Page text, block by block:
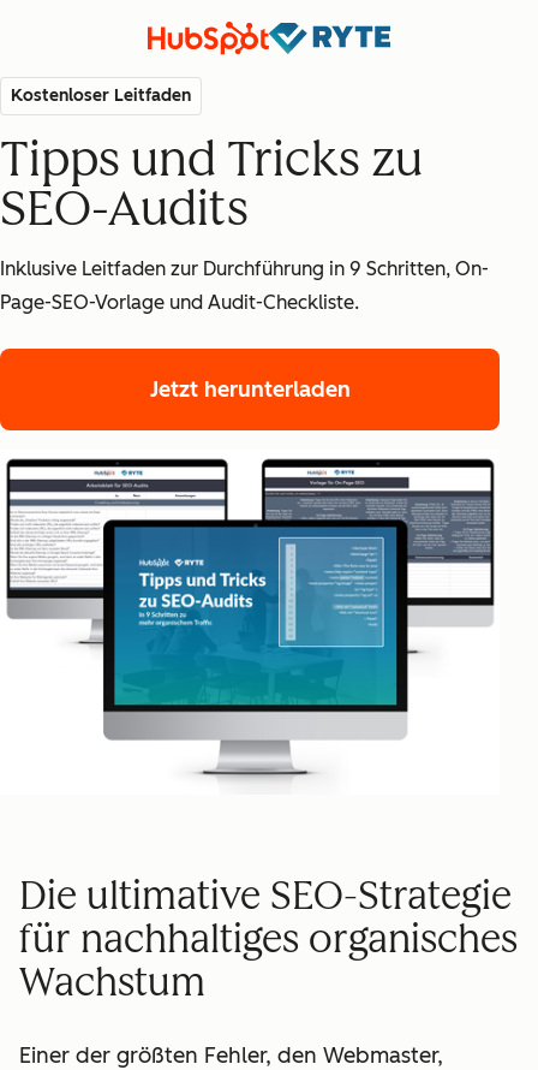
Kostenloser Leitfaden
Tipps und Tricks zu
SEO-Audits
Inklusive Leitfaden zur Durchführung in 9 Schritten, On-
Page-SEO-Vorlage und Audit-Checkliste.
Jetzt herunterladen
Die ultimative SEO-Strategie
für nachhaltiges organisches
Wachstum
Einer der größten Fehler, den Webmaster,